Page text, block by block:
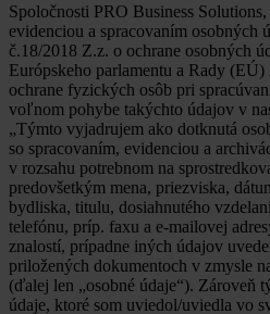
Spoločnosti PRO Business
evidenciou a spracovaním osobných
č.18/2018 Z.z. o ochrane osobných
Európskeho parlamentu a Rady
ochrane fyzických osôb pri
voľnom pohybe takýchto údajov v
„Týmto vyjadrujem ako dotknutá
so spracovaním, evidenciou a
v rozsahu potrebnom na
predovšetkým mena, priezviska,
bydliska, titulu, dosiahnutého
telefónu, príp. faxu a e-mailovej
znalostí, prípadne iných údajov
priložených dokumentoch v zmysle
(ďalej len „osobné údaje“). Zároveň
údaje, ktoré som uviedol/uviedla vo